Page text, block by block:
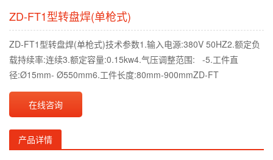
ZD-FT1型转盘焊(单枪式)
ZD-FT1型转盘焊(单枪式)技术参数1.输入电源:380V 50HZ2.额定负
载持续率:连续3.额定容量:0.15kw4.气压调整范围: -5.工件直
径:Ø15mm- Ø550mm6.工件长度:80mm-900mmZD-FT
在线咨询
产品详情